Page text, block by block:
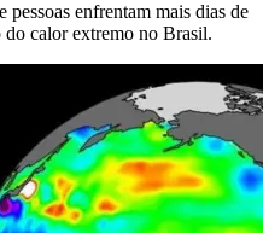
enfrentam mais dias de
calor extremo no Brasil.